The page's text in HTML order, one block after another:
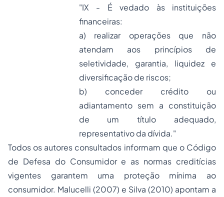
"IX - É vedado às instituições
financeiras:
a) realizar operações que não
atendam aos princípios de
seletividade, garantia, liquidez e
diversificação de riscos;
b) conceder crédito ou
adiantamento sem a constituição
de um título adequado,
representativo da dívida."
Todos os autores consultados informam que o Código
de Defesa do Consumidor e as normas creditícias
vigentes garantem uma proteção mínima ao
consumidor. Malucelli (2007) e Silva (2010) apontam a